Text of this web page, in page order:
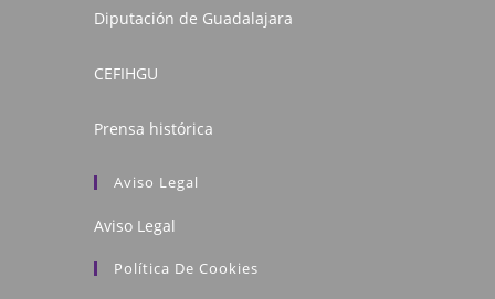
Diputación de Guadalajara
CEFIHGU
Prensa histórica
Aviso Legal
Aviso Legal
Política De Cookies